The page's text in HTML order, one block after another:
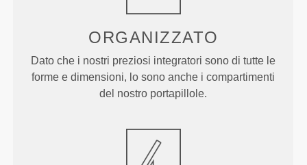
ORGANIZZATO
Dato che i nostri preziosi integratori sono di tutte le
forme e dimensioni, lo sono anche i compartimenti
del nostro portapillole.